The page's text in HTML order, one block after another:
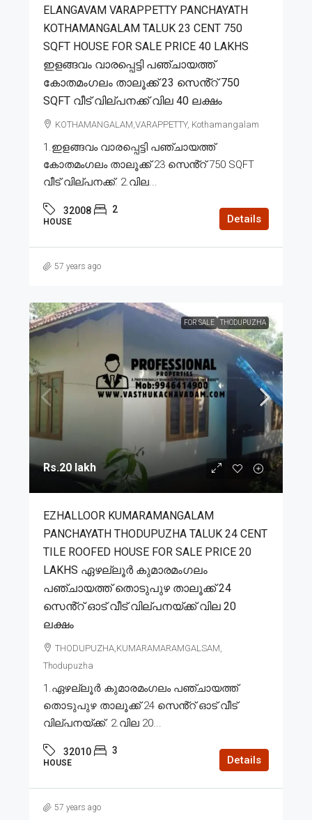
ELANGAVAM VARAPPETTY PANCHAYATH
KOTHAMANGALAM TALUK 23 CENT 750
SQFT HOUSE FOR SALE PRICE 40 LAKHS
ഇളങ്ങവം വാരപ്പെട്ടി പഞ്ചായത്ത്
കോതമംഗലം താലൂക്ക് 23 സെൻ്റ് 750
SQFT വീട് വില്പനക്ക് വില 40 ലക്ഷം
KOTHAMANGALAM,VARAPPETTY, Kothamangalam
1.ഇളങ്ങവം വാരപ്പെട്ടി പഞ്ചായത്ത്
കോതമംഗലം താലൂക്ക് 23 സെൻ്റ് 750 SQFT
വീട് വില്പനക്ക്. 2.വില...
32008 2
HOUSE Details
57 years ago
FOR SALE THODUPUZHA
Rs.20 lakh
EZHALLOOR KUMARAMANGALAM
PANCHAYATH THODUPUZHA TALUK 24 CENT
TILE ROOFED HOUSE FOR SALE PRICE 20
LAKHS ഏഴല്ലൂർ കുമാരമംഗലം
പഞ്ചായത്ത് തൊടുപുഴ താലൂക്ക് 24
സെൻ്റ് ഓട് വീട് വില്പനയ്ക്ക് വില 20
ലക്ഷം
THODUPUZHA,KUMARAMARAMGALSAM,
Thodupuzha
1.ഏഴല്ലൂർ കുമാരമംഗലം പഞ്ചായത്ത്
തൊടുപുഴ താലൂക്ക് 24 സെൻ്റ് ഓട് വീട്
വില്പനയ്ക്ക്. 2.വില 20...
32010 3
HOUSE Details
57 years ago